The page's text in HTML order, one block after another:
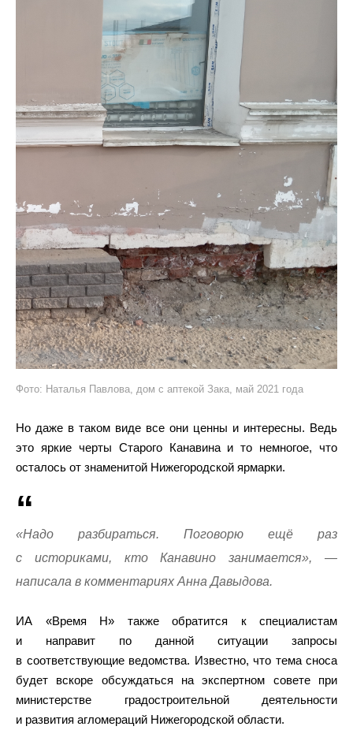
Фото: Наталья Павлова, дом с аптекой Зака, май 2021 года
Но даже в таком виде все они ценны и интересны. Ведь
это яркие черты Старого Канавина и то немногое, что
осталось от знаменитой Нижегородской ярмарки.
«Надо разбираться. Поговорю ещё раз
с историками, кто Канавино занимается», —
написала в комментариях Анна Давыдова.
ИА «Время Н» также обратится к специалистам
и направит по данной ситуации запросы
в соответствующие ведомства. Известно, что тема сноса
будет вскоре обсуждаться на экспертном совете при
министерстве градостроительной деятельности
и развития агломераций Нижегородской области.